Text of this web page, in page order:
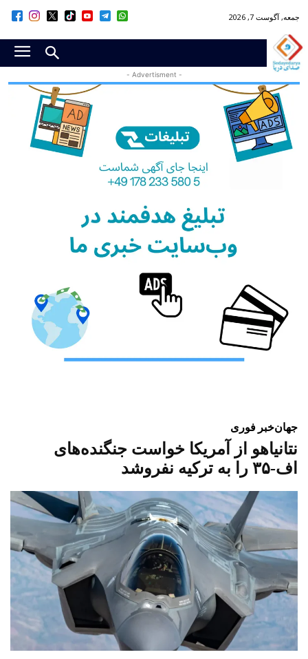
جمعه, آگوست 7, 2026
- Advertisment -
جهانخبر فوری
نتانیاهو از آمریکا خواست جنگنده‌های
اف-۳۵ را به ترکیه نفروشد